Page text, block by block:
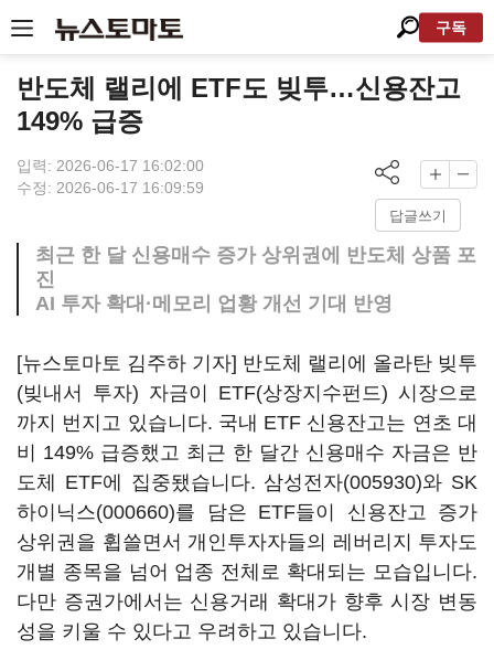
구독
반도체 랠리에 ETF도 빚투…신용잔고
149% 급증
입력: 2026-06-17 16:02:00
수정: 2026-06-17 16:09:59
답글쓰기
최근 한 달 신용매수 증가 상위권에 반도체 상품 포
진
AI 투자 확대·메모리 업황 개선 기대 반영
[뉴스토마토 김주하 기자] 반도체 랠리에 올라탄 빚투
(빚내서 투자) 자금이 ETF(상장지수펀드) 시장으로
까지 번지고 있습니다. 국내 ETF 신용잔고는 연초 대
비 149% 급증했고 최근 한 달간 신용매수 자금은 반
도체 ETF에 집중됐습니다. 삼성전자(005930)와 SK
하이닉스(000660)를 담은 ETF들이 신용잔고 증가
상위권을 휩쓸면서 개인투자자들의 레버리지 투자도
개별 종목을 넘어 업종 전체로 확대되는 모습입니다.
다만 증권가에서는 신용거래 확대가 향후 시장 변동
성을 키울 수 있다고 우려하고 있습니다.